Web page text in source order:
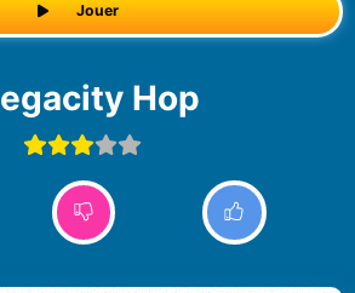
Jouer
Megacity Hop